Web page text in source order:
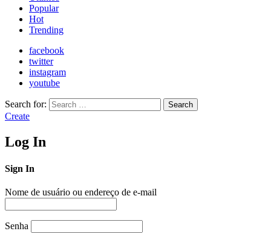
Popular
Hot
Trending
facebook
twitter
instagram
youtube
Search for: Search
Create
Log In
Sign In
Nome de usuário ou endereço de e-mail
Senha